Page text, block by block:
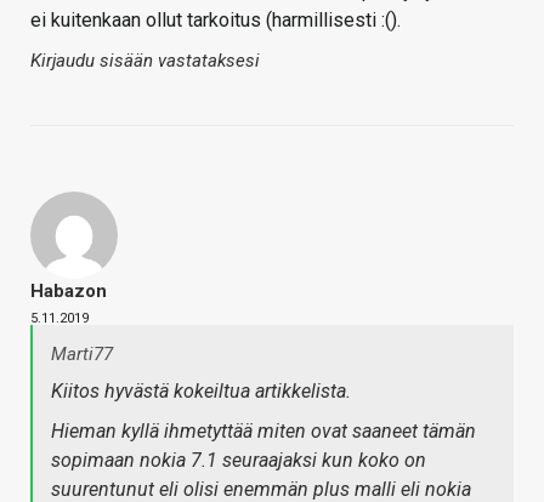
ei kuitenkaan ollut tarkoitus (harmillisesti :().
Kirjaudu sisään vastataksesi
Habazon
5.11.2019
Marti77
Kiitos hyvästä kokeiltua artikkelista.
Hieman kyllä ihmetyttää miten ovat saaneet tämän
sopimaan nokia 7.1 seuraajaksi kun koko on
suurentunut eli olisi enemmän plus malli eli nokia